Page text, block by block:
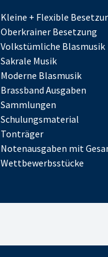
Kleine + Flexible
Oberkrainer Besetzung
Volkstümliche Blasmusik
Sakrale Musik
Moderne Blasmusik
Brassband Ausgaben
Sammlungen
Schulungsmaterial
Tonträger
Notenausgaben mit
Wettbewerbsstücke